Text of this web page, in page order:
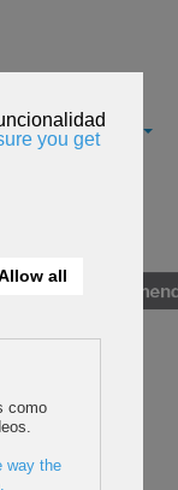
FESTIVAL